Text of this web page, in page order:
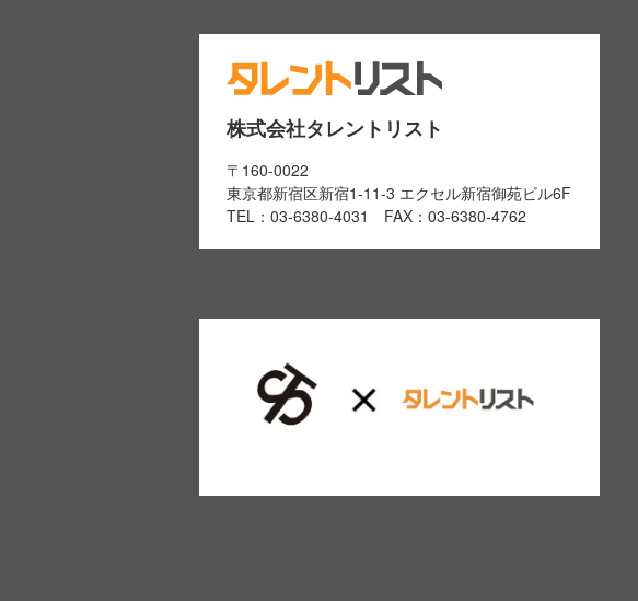
株式会社タレントリスト
〒160-0022
東京都新宿区新宿1-11-3 エクセル新宿御苑ビル6F
TEL：03-6380-4031 FAX：03-6380-4762